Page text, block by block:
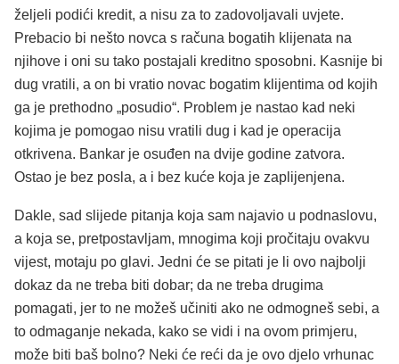
željeli podići kredit, a nisu za to zadovoljavali uvjete.
Prebacio bi nešto novca s računa bogatih klijenata na
njihove i oni su tako postajali kreditno sposobni. Kasnije bi
dug vratili, a on bi vratio novac bogatim klijentima od kojih
ga je prethodno „posudio“. Problem je nastao kad neki
kojima je pomogao nisu vratili dug i kad je operacija
otkrivena. Bankar je osuđen na dvije godine zatvora.
Ostao je bez posla, a i bez kuće koja je zaplijenjena.
Dakle, sad slijede pitanja koja sam najavio u podnaslovu,
a koja se, pretpostavljam, mnogima koji pročitaju ovakvu
vijest, motaju po glavi. Jedni će se pitati je li ovo najbolji
dokaz da ne treba biti dobar; da ne treba drugima
pomagati, jer to ne možeš učiniti ako ne odmogneš sebi, a
to odmaganje nekada, kako se vidi i na ovom primjeru,
može biti baš bolno? Neki će reći da je ovo djelo vrhunac